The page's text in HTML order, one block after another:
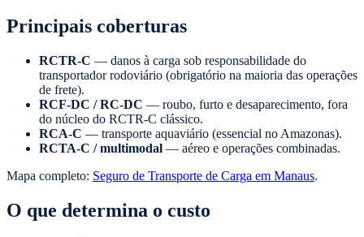
Principais coberturas
RCTR-C — danos à carga sob responsabilidade do
transportador rodoviário (obrigatório na maioria das operações
de frete).
RCF-DC / RC-DC — roubo, furto e desaparecimento, fora
do núcleo do RCTR-C clássico.
RCA-C — transporte aquaviário (essencial no Amazonas).
RCTA-C / multimodal — aéreo e operações combinadas.
Mapa completo: Seguro de Transporte de Carga em Manaus.
O que determina o custo